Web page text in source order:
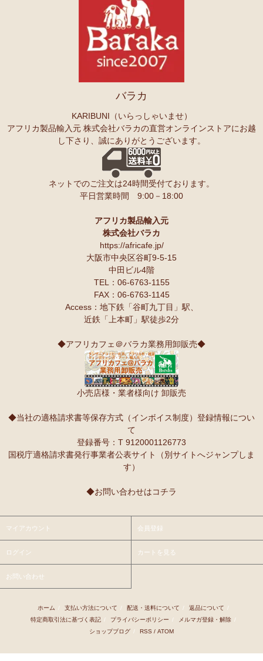
カンガ～アフリカの生活布～ 人気柄が限定数再入荷！現
マサイシュカ アフリカの布ページに新入荷！
マサイ民族のマント 軽くおしゃれなブランケット
スクエアトートバッグ～キテンゲ本革仕立て
◇ハイクオリティ◇で仕立てた新作登場！『ニッポンの技×アフリ
10/20：ミニころりんハンドバッグ～キテンゲ本革仕立て～キテ
ンゲ◇ハイクオリティ◇で仕立てた新作登場！『ニッポンの技×ア
長財布L字ファスナー～キテンゲ本革仕立て
ハイクオリティ◇で仕立てた新作登場！『ニッポンの技×アフリカ
天然石ソープストーン オブジェ カバ絵皿
アフリカンキーホルダー バッグチャーム
リカ雑貨コーナー新入荷！
ティンガティンガ・アート～ロングサイズ（縦長・横長）
10/10：ティンガティンガ・アート～Lサイズの作品 新入荷！作家
名ごとに2つのカテゴリーでご紹介します
開催決定！【特別企画】ティンガティンガ・アーティスト
に弟子入り体験ワークショップ
〈1日コース〉〈2日コース〉 参加予約受付中！
レギュラーカラー半袖シャツ～キテンゲ◇ハイクオリティ
【MOTTAINAI】～もったいない～カシューナッツ ワケあ
り 賞味期限間近セール！
【予約開始】ティンガティンガ・カレンダー『ティンガテ
テンゲ◇ハイクオリティ◇で仕立てた新作登場！
◇で仕立てた新作登場！『ニッポンの技×アフリカの色』
手彫り金細工ジュエリー 新入荷！～ザンジバル金職人のハ
Ｓさまより あったか裏ボア！キテンゲ ネックウォーマー
どれも素敵な柄で迷いますね。全部やっぱりかわいい。家族にプレセ
ントも考えているので、思いっきり買おうと思います。
上高地の山に行ったときに、アフリカと日本の山のマッチング合うな
ーと思ってネックウォーマーを身に着けました。
Ｏさまより ザンジバルスパイスMIXスパイスのご感想
実は、昨年4月にイベントで購入して以来、未使用だったのですが、
年明けから使い始め、これはおいしい！と思い、今回たくさん購入さ
せていただきました。
友人にもプレゼントしたいと思います♪
スパイスが持つ可能性も奥深いですよね。
Ｓさまより カシューナッツへのご感想
こんにちは。昨夜コーヒーとカシューナッツを受け取りました。
でカリカリとしてローストの感じもよく豆本来の甘みもあり、とても
夫も私もナッツ類が大好きで、食べだしたら止まりません。
Ｏさまより キテンゲ オトナのステテコパンツへのご感想
生地が薄く涼しい。動きやすい。履きやすい。
小学一年の授業で、世界の民話を読もうということで、『しんぞうと
ひげ』を読ませてもらいました。
クラスで読み聞かせをすると、子ども達の笑顔があっと言う間に満開
顔を見合わせて笑う子ども、お腹を抱えて笑う子ども、面白すぎる
ー！と声をあげて笑う子ども、、、
Ｓさまより ティンガティンガ・アートへのご感想
先日購入させて頂いた絵は大変気にいっています。
また、ダウディのほかの作品を紹介して頂き、ありがとうございま
す。他にも2点気になる作品があります。
アフリカらしいデザインで素敵です。形もいいけど、色も素敵！
今着けているネックレスと合わせて2つを重ねづけを楽しみます！
Ｙさまより 紅茶アフリカンプライドへのご感想
ミルクティーで飲むとすごく美味しいです。
Ｋさまより ■初めての方限定■全国送料無料■カフェアフリ
カ・バラカへのご感想
バラカ
KARIBUNI（いらっしゃいませ）
アフリカ製品輸入元 株式会社バラカの直営オンラインストアにお越
し下さり、誠にありがとうございます。
ネットでのご注文は24時間受付ております。
平日営業時間 9:00－18:00
アフリカ製品輸入元
株式会社バラカ
https://africafe.jp/
大阪市中央区谷町9-5-15
中田ビル4階
TEL：06-6763-1155
FAX：06-6763-1145
Access：地下鉄「谷町九丁目」駅、
近鉄「上本町」駅徒歩2分
◆アフリカフェ＠バラカ業務用卸販売◆
小売店様・業者様向け 卸販売
◆当社の適格請求書等保存方式（インボイス制度）登録情報につい
て
登録番号：T 9120001126773
国税庁適格請求書発行事業者公表サイト（別サイトへジャンプしま
す）
◆お問い合わせはコチラ
マイアカウント 会員登録
ログイン カートを見る
お問い合わせ
ホーム / 支払い方法について / 配送・送料について / 返品について
/
特定商取引法に基づく表記 / プライバシーポリシー / メルマガ登録・解除 /
ショップブログ / RSS / ATOM